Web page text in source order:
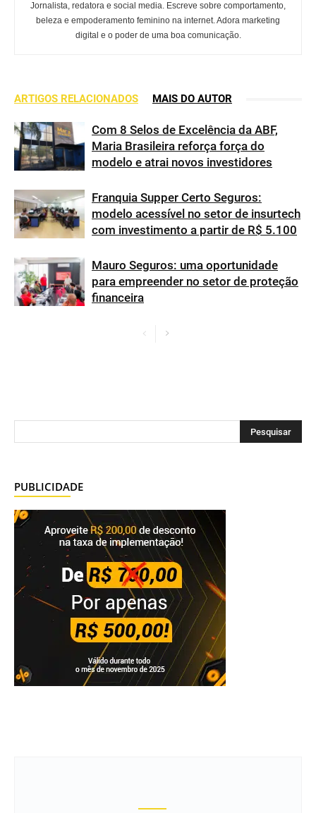
Jornalista, redatora e social media. Escreve sobre comportamento,
beleza e empoderamento feminino na internet. Adora marketing
digital e o poder de uma boa comunicação.
ARTIGOS RELACIONADOS MAIS DO AUTOR
Com 8 Selos de Excelência da ABF,
Maria Brasileira reforça força do
modelo e atrai novos investidores
Franquia Supper Certo Seguros:
modelo acessível no setor de insurtech
com investimento a partir de R$ 5.100
Mauro Seguros: uma oportunidade
para empreender no setor de proteção
financeira
PUBLICIDADE